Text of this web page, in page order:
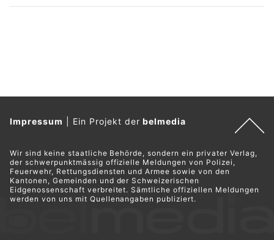
Impressum Ein Projekt derbelmedia
Wir sind keine staatliche Behörde, sondern ein privater Verlag,
der schwerpunktmässig offizielle Meldungen von Polizei,
Feuerwehr, Rettungsdiensten und Armee sowie von den
Kantonen, Gemeinden und der Schweizerischen
Eidgenossenschaft verbreitet. Sämtliche offiziellen Meldungen
werden von uns mit Quellenangaben publiziert.